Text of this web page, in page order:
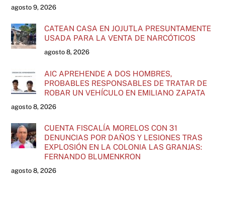
agosto 9, 2026
CATEAN CASA EN JOJUTLA PRESUNTAMENTE
USADA PARA LA VENTA DE NARCÓTICOS
agosto 8, 2026
AIC APREHENDE A DOS HOMBRES,
PROBABLES RESPONSABLES DE TRATAR DE
ROBAR UN VEHÍCULO EN EMILIANO ZAPATA
agosto 8, 2026
CUENTA FISCALÍA MORELOS CON 31
DENUNCIAS POR DAÑOS Y LESIONES TRAS
EXPLOSIÓN EN LA COLONIA LAS GRANJAS:
FERNANDO BLUMENKRON
agosto 8, 2026